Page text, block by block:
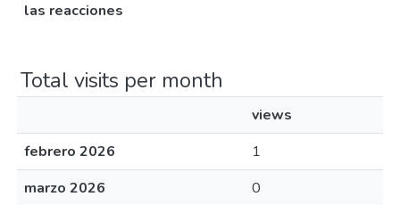
las reacciones
Total visits per month
views
febrero 2026
1
marzo 2026
0